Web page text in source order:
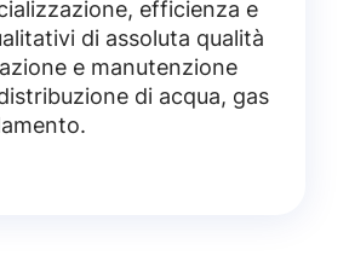
efficienza e
di assoluta qualità
e manutenzione
di acqua, gas